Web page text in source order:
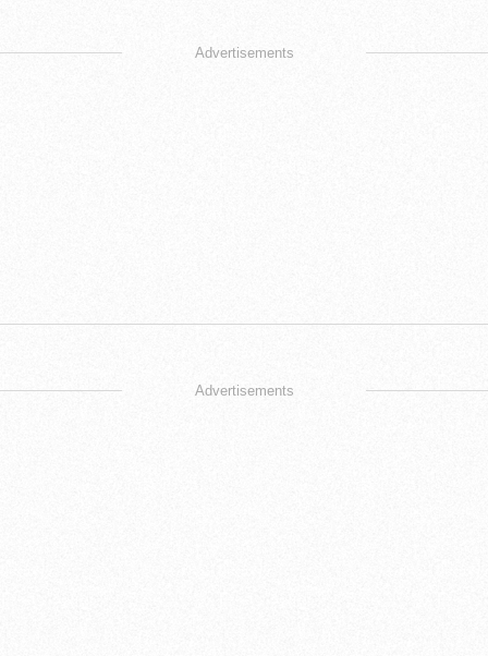
Advertisements
Advertisements